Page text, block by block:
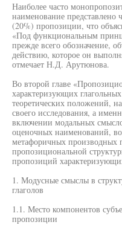
Наиболее часто
наименование представлено
(20%) пропозиции, что
«Под функциональным
прежде всего обозначение,
действию, которое он
отмечает Н.Д. Арутюнова.
Во второй главе
характеризующих
теоретических положений,
своего исследования, а
включении модальных
оценочных наименований,
метафоричных производных
пропозициональной
пропозиций
1. Модусные смыслы в
глаголов
1.1. Место компонентов
пропозиции